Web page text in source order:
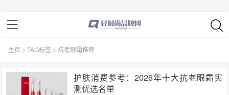
主页 >TAG标签 > 抗老眼霜推荐
护肤消费参考：2026年十大抗老眼霜实
测优选名单